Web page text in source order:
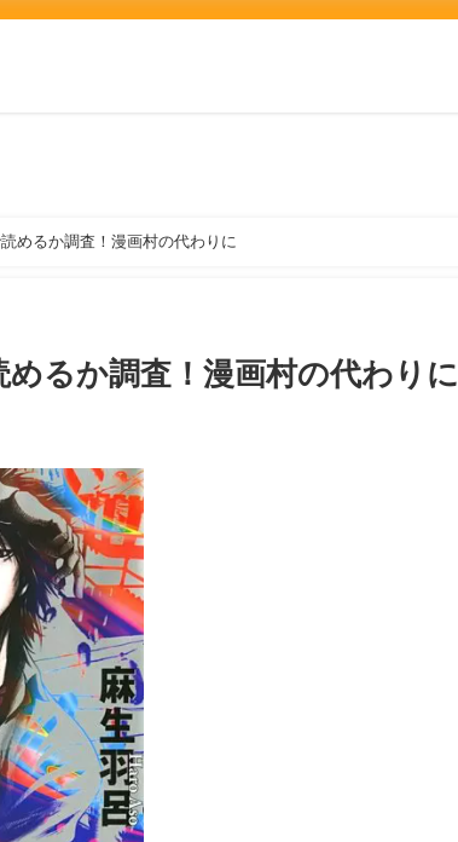
めるか調査！漫画村の代わりに
めるか調査！漫画村の代わりに